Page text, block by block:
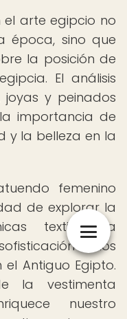
el arte egipcio no
época, sino que
la posición de
El análisis
joyas y peinados
importancia de
y la belleza en la
femenino
de explorar la
textiles, la
de los
Antiguo Egipto.
la vestimenta
nuestro